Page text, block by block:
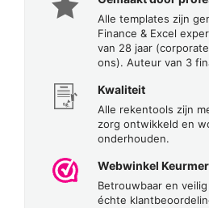
Alle templates zijn
Finance & Excel
van 28 jaar
ons). Auteur van 3
Kwaliteit
Alle rekentools zijn
zorg ontwikkeld en
onderhouden.
Webwinkel
Betrouwbaar en
échte